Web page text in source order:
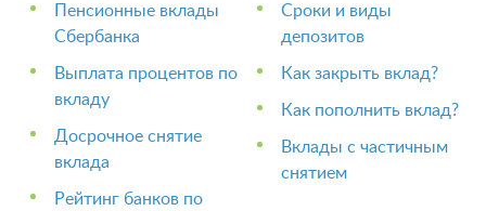
Пенсионные вклады
Сбербанка
Выплата процентов по
вкладу
Досрочное снятие
вклада
Рейтинг банков по
Сроки и виды
депозитов
Как закрыть вклад?
Как пополнить вклад?
Вклады с частичным
снятием